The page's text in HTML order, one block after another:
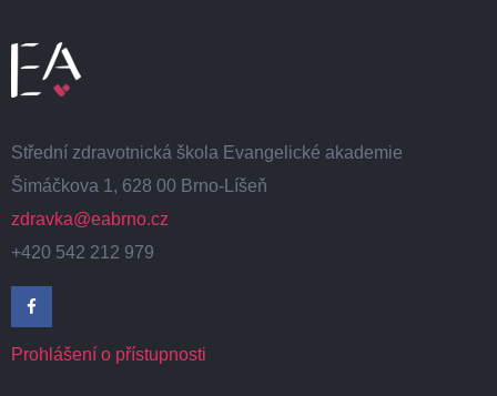
Střední zdravotnická škola Evangelické akademie
Šimáčkova 1, 628 00 Brno-Líšeň
zdravka@eabrno.cz
+420 542 212 979
Prohlášení o přístupnosti